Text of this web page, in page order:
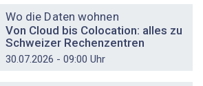
Wo die Daten wohnen
Von Cloud bis Colocation: alles zu
Schweizer Rechenzentren
30.07.2026 - 09:00 Uhr